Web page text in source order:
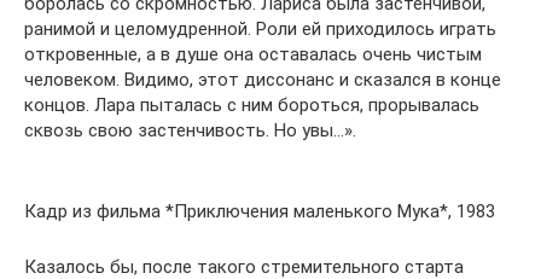
ранимой и целомудренной. Роли ей приходилось играть
откровенные, а в душе она оставалась очень чистым
человеком. Видимо, этот диссонанс и сказался в конце
концов. Лара пыталась с ним бороться, прорывалась
сквозь свою застенчивость. Но увы…».
Кадр из фильма *Приключения маленького Мука*, 1983
Казалось бы, после такого стремительного старта